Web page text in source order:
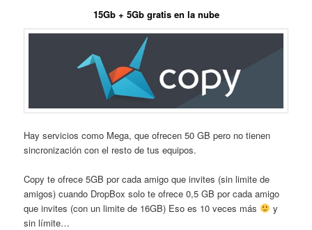
15Gb + 5Gb gratis en la nube
Hay servicios como Mega, que ofrecen 50 GB pero no tienen
sincronización con el resto de tus equipos.
Copy te ofrece 5GB por cada amigo que invites (sin limite de
amigos) cuando DropBox solo te ofrece 0,5 GB por cada amigo
que invites (con un limite de 16GB) Eso es 10 veces más
y
sin límite…